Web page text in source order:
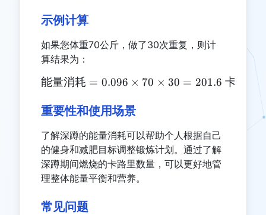
示例计算
如果您体重70公斤，做了30次重复，则计
算结果为：
\text{能量消耗} = 0.096
能量消耗 = 0.096 × 70 × 30 = 201.6 卡路里
重要性和使用场景
了解深蹲的能量消耗可以帮助个人根据自己
的健身和减肥目标调整锻炼计划。通过了解
深蹲期间燃烧的卡路里数量，可以更好地管
理整体能量平衡和营养。
常见问题